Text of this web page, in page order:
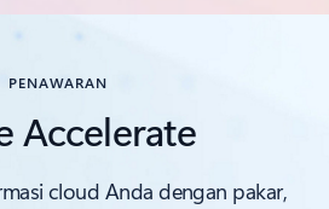
PENAWARAN
Accelerate
cloud Anda dengan pakar,